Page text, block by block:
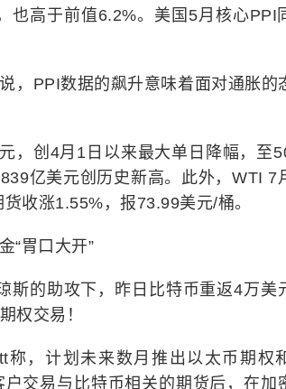
也高于前值6.2%。美国5月核心PPI
，PPI数据的飙升意味着面对通胀的
，创4月1日以来最大单日降幅，至
亿美元创历史新高。此外，WTI 7
收涨1.55%，报73.99美元/桶。
“胃口大开”
斯的助攻下，昨日比特币重返4万美
权交易！
，计划未来数月推出以太币期权
交易与比特币相关的期货后，在加